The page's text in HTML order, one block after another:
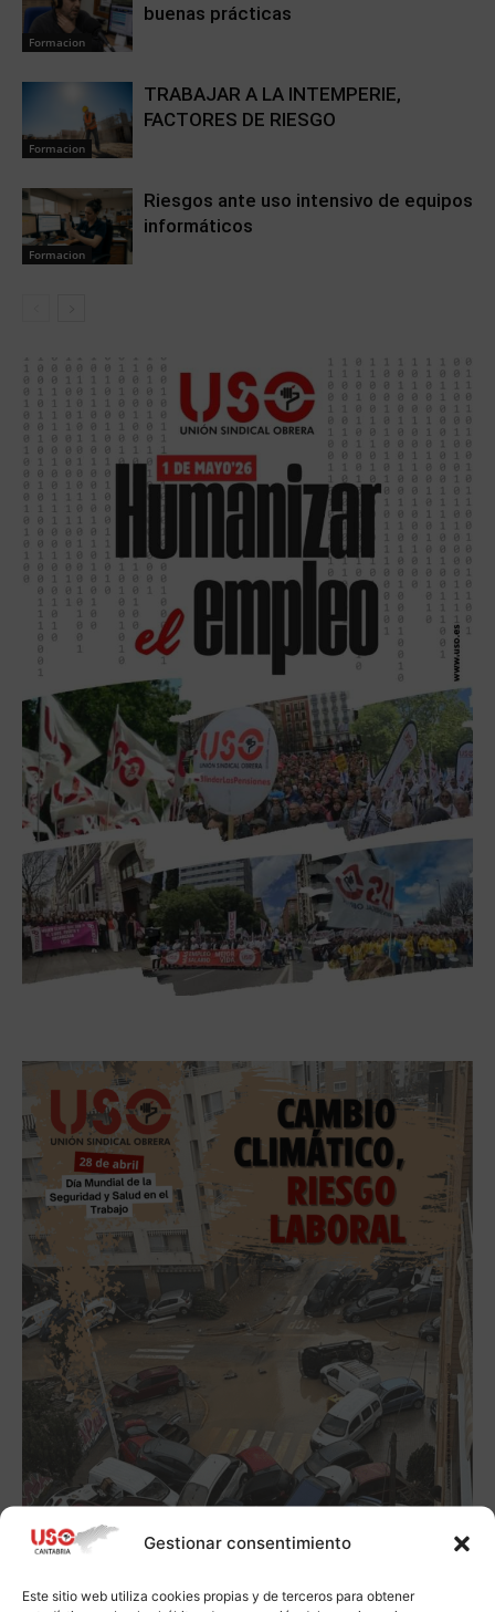
Gestionar consentimiento
Este sitio web utiliza cookies propias y de terceros para obtener
Formacion
buenas prácticas
Formacion
TRABAJAR A LA INTEMPERIE,
FACTORES DE RIESGO
Formacion
Riesgos ante uso intensivo de equipos
informáticos